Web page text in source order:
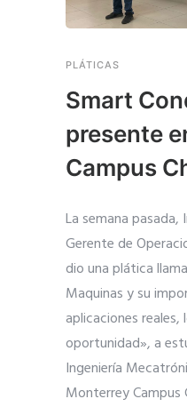
PLÁTICAS
Smart
presente
Campus
La semana pasada,
Gerente de
dio una plática
Maquinas y su
aplicaciones
oportunidad», a
Ingeniería
Monterrey Campus